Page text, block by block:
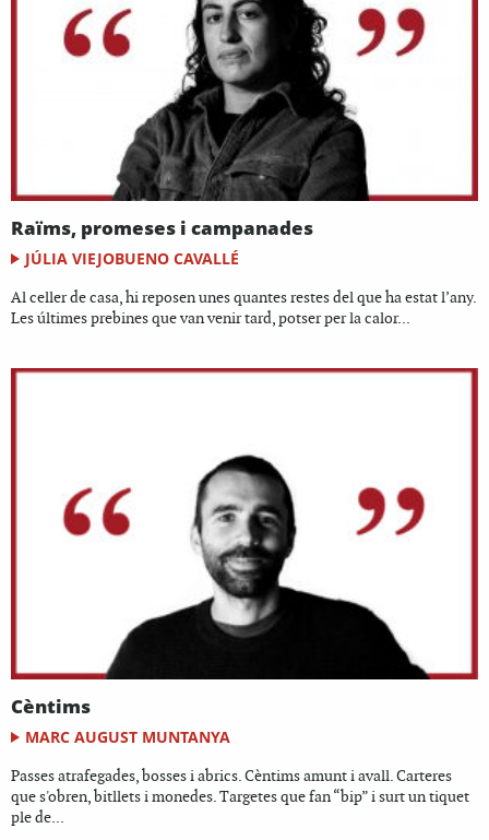
Raïms, promeses i campanades
JÚLIA VIEJOBUENO CAVALLÉ
Al celler de casa, hi reposen unes quantes restes del que ha estat l’any.
Les últimes prebines que van venir tard, potser per la calor...
Cèntims
MARC AUGUST MUNTANYA
Passes atrafegades, bosses i abrics. Cèntims amunt i avall. Carteres
que s'obren, bitllets i monedes. Targetes que fan “bip” i surt un tiquet
ple de...